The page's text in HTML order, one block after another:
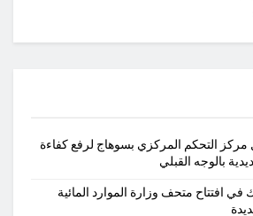
مركز التحكم المركزي بسوهاج لرفع كفاءة
بالوجه القبلي
في افتتاح متحف وزارة الموارد المائية